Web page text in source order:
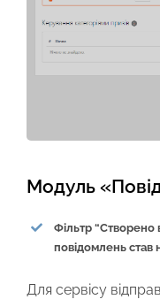
Модуль
Фільтр “Створено
повідомлень став
Для сервісу